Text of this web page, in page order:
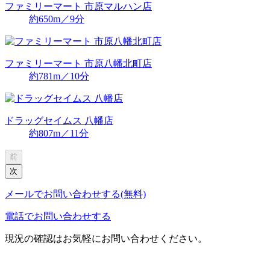
ファミリーマート 市原マルハン店
約650m／9分
ファミリーマート 市原八幡北町店
約781m／10分
ドラッグセイムス 八幡店
約807m／11分
前
次
メールでお問い合わせする(無料)
電話でお問い合わせする
現況の確認はお気軽にお問い合わせください。